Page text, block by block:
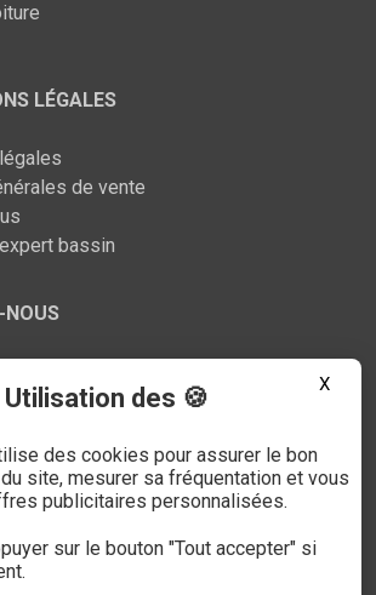
LÉGALES
de vente
bassin
NOUS
52
X
Utilisation des 🍪
des cookies pour assurer le bon
site, mesurer sa fréquentation et vous
publicitaires personnalisées.
sur le bouton "Tout accepter" si